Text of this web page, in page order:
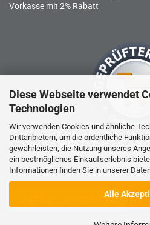
Diese Webseite verwendet
Technologien
Wir verwenden Cookies und ähnliche
Drittanbietern, um die ordentliche
gewährleisten, die Nutzung unseres
ein bestmögliches Einkaufserlebnis
Informationen finden Sie in unserer
Alle
Vorkasse mit 2% Rabatt
RC-Produkte sind kein Spielzeug
Jahren
VERTRAG WIDERRUFEN